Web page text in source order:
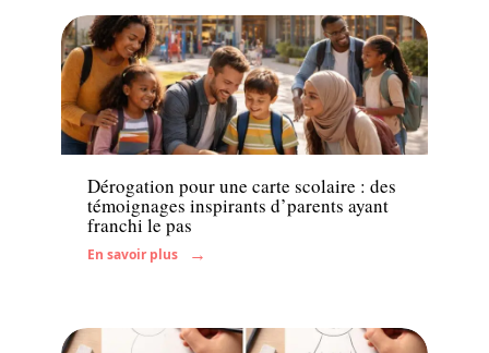
Parents
Dérogation pour une carte scolaire : des
témoignages inspirants d’parents ayant
franchi le pas
En savoir plus